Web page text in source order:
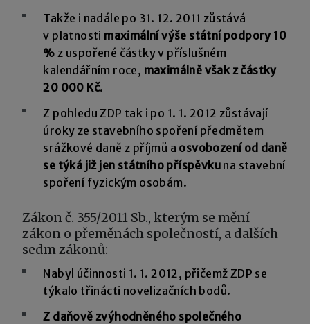
Takže i nadále po 31. 12. 2011 zůstává
v platnosti maximální výše státní podpory 10
% z uspořené částky v příslušném
kalendářním roce, maximálně však z částky
20 000 Kč.
Z pohledu ZDP tak i po 1. 1. 2012 zůstávají
úroky ze stavebního spoření předmětem
srážkové daně z příjmů a osvobození od daně
se týká již jen státního příspěvku na stavební
spoření fyzickým osobám.
Zákon č. 355/2011 Sb., kterým se mění
zákon o přeměnách společností, a dalších
sedm zákonů:
Nabyl účinnosti 1. 1. 2012, přičemž ZDP se
týkalo třinácti novelizačních bodů.
Z daňově zvýhodněného společného